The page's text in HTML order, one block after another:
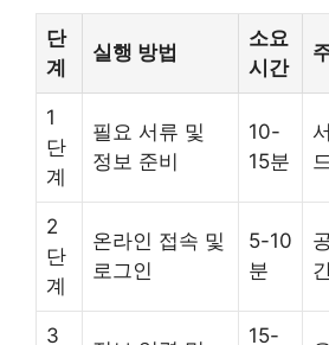
단
계
실행 방법
소요
시간
1
단
계
필요 서류 및
정보 준비
10-
15분
2
단
계
온라인 접속 및
로그인
5-10
분
3 15-